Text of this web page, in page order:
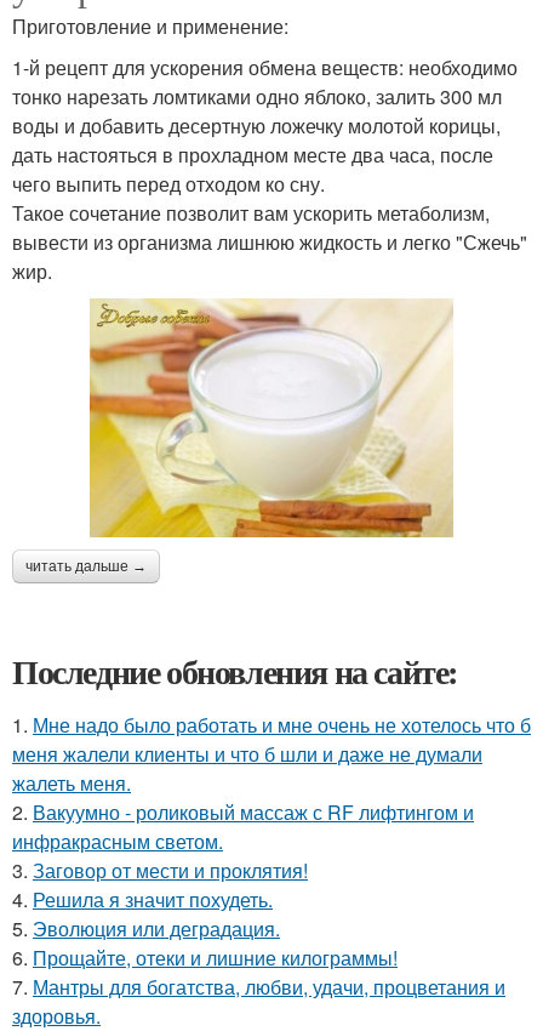
Приготовление и применение:
1-й рецепт для ускорения обмена веществ: необходимо
тонко нарезать ломтиками одно яблоко, залить 300 мл
воды и добавить десертную ложечку молотой корицы,
дать настояться в прохладном месте два часа, после
чего выпить перед отходом ко сну.
Такое сочетание позволит вам ускорить метаболизм,
вывести из организма лишнюю жидкость и легко "Сжечь"
жир.
читать дальше →
Последние обновления на сайте:
1. Мне надо было работать и мне очень не хотелось что б
меня жалели клиенты и что б шли и даже не думали
жалеть меня.
2. Вакуумно - роликовый массаж с RF лифтингом и
инфракрасным светом.
3. Заговор от мести и проклятия!
4. Решила я значит похудеть.
5. Эволюция или деградация.
6. Прощайте, отеки и лишние килограммы!
7. Мантры для богатства, любви, удачи, процветания и
здоровья.